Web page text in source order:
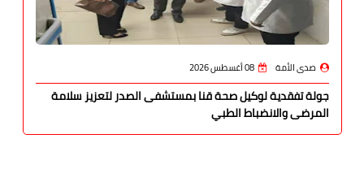
صدى الأمة 08 أغسطس 2026
جولة تفقدية لوكيل صحة قنا بمستشفى الصدر لتعزيز سلامة
المرضى والانضباط الطبي